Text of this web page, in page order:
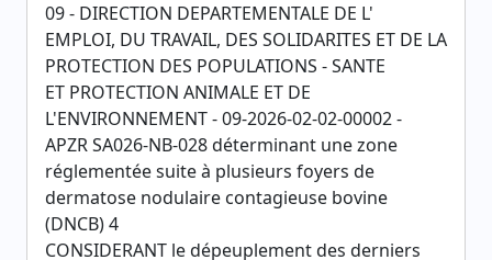
09 - DIRECTION DEPARTEMENTALE DE L'
EMPLOI, DU TRAVAIL, DES SOLIDARITES ET DE LA
PROTECTION DES POPULATIONS - SANTE
ET PROTECTION ANIMALE ET DE
L'ENVIRONNEMENT - 09-2026-02-02-00002 -
APZR SA026-NB-028 déterminant une zone
réglementée suite à plusieurs foyers de
dermatose nodulaire contagieuse bovine
(DNCB) 4
CONSIDERANT le dépeuplement des derniers